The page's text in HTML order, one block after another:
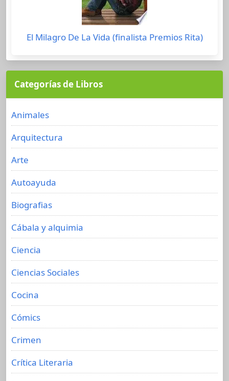
El Milagro De La Vida (finalista Premios Rita)
Categorías de Libros
Animales
Arquitectura
Arte
Autoayuda
Biografias
Cábala y alquimia
Ciencia
Ciencias Sociales
Cocina
Cómics
Crimen
Crítica Literaria